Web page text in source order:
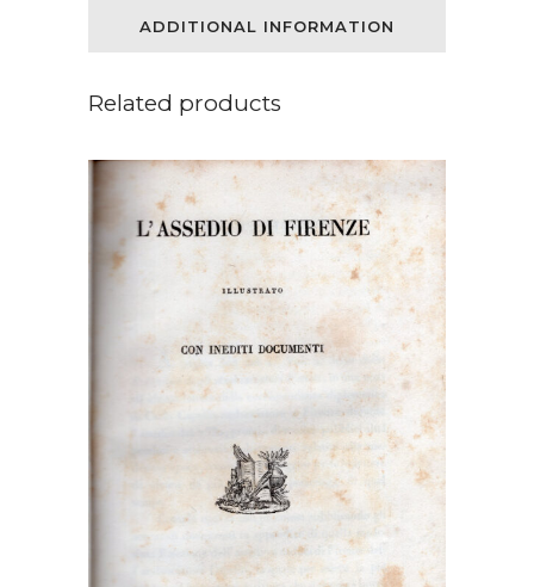
ADDITIONAL INFORMATION
Related products